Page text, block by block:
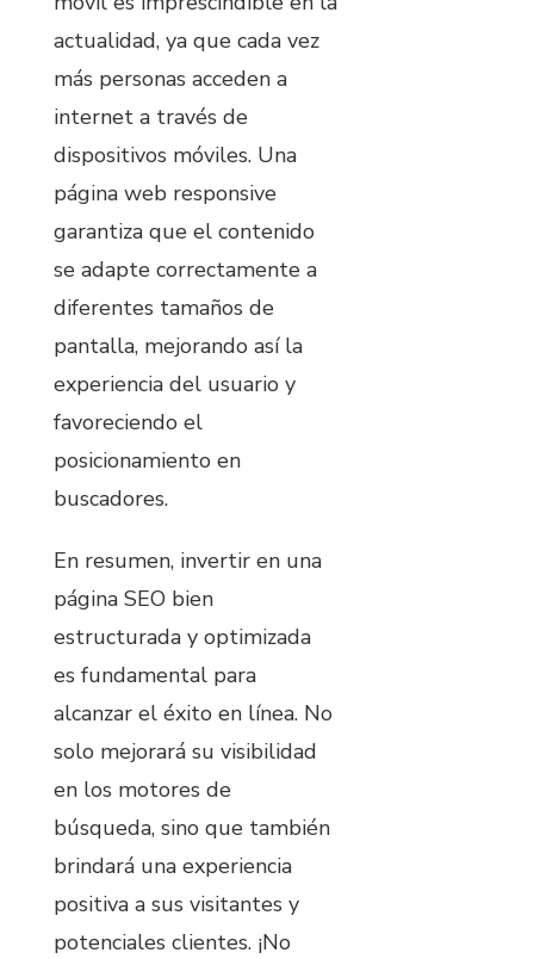
actualidad, ya que cada vez
más personas acceden a
internet a través de
dispositivos móviles. Una
página web responsive
garantiza que el contenido
se adapte correctamente a
diferentes tamaños de
pantalla, mejorando así la
experiencia del usuario y
favoreciendo el
posicionamiento en
buscadores.
En resumen, invertir en una
página SEO bien
estructurada y optimizada
es fundamental para
alcanzar el éxito en línea. No
solo mejorará su visibilidad
en los motores de
búsqueda, sino que también
brindará una experiencia
positiva a sus visitantes y
potenciales clientes. ¡No